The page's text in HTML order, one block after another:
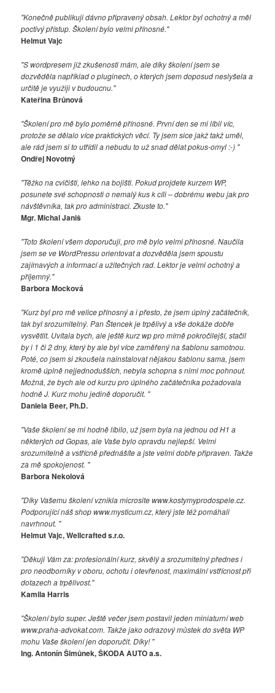
"Konečně publikuji dávno připravený obsah. Lektor byl ochotný a měl
poctivý přístup. Školení bylo velmi přínosné."
Helmut Vajc
"S wordpresem již zkušenosti mám, ale díky školení jsem se
dozvěděla například o pluginech, o kterých jsem doposud neslyšela a
určitě je využiji v budoucnu."
Kateřina Brůnová
"Školení pro mě bylo poměrně přínosné. První den se mi líbil víc,
protože se dělalo více praktických věcí. Ty jsem sice jakž takž uměl,
ale rád jsem si to utřídil a nebudu to už snad dělat pokus-omyl :-) "
Ondřej Novotný
"Těžko na cvičišti, lehko na bojišti. Pokud projdete kurzem WP,
posunete své schopnosti o nemalý kus k cíli – dobrému webu jak pro
návštěvníka, tak pro administraci. Zkuste to."
Mgr. Michal Janiš
"Toto školení všem doporučuji, pro mě bylo velmi přínosné. Naučila
jsem se ve WordPressu orientovat a dozvěděla jsem spoustu
zajímavých a informací a užitečných rad. Lektor je velmi ochotný a
příjemný."
Barbora Mocková
"Kurz byl pro mě velice přínosný a i přesto, že jsem úplný začátečník,
tak byl srozumitelný. Pan Štencek je trpělivý a vše dokáže dobře
vysvětlit. Uvítala bych, ale ještě kurz wp pro mírně pokročilejší, stačil
by i 1 či 2 dny, který by ale byl více zaměřený na šablonu samotnou.
Poté, co jsem si zkoušela nainstalovat nějakou šablonu sama, jsem
kromě úplně nejjednodušších, nebyla schopna s nimi moc pohnout.
Možná, že bych ale od kurzu pro úplného začátečníka požadovala
hodně J. Kurz mohu jedině doporučit. "
Daniela Beer, Ph.D.
"Vaše školení se mi hodně líbilo, už jsem byla na jednou od H1 a
některých od Gopas, ale Vaše bylo opravdu nejlepší. Velmi
srozumitelně a vstřícně přednášíte a jste velmi dobře připraven. Takže
za mě spokojenost. "
Barbora Nekolová
"Díky Vašemu školení vznikla microsite www.kostymyprodospele.cz.
Podporující náš shop www.mysticum.cz, který jste též pomáhali
navrhnout. "
Helmut Vajc, Wellcrafted s.r.o.
"Děkuji Vám za: profesionální kurz, skvělý a srozumitelný přednes i
pro neodborníky v oboru, ochotu i otevřenost, maximální vstřícnost při
dotazech a trpělivost."
Kamila Harris
"Školení bylo super. Ještě večer jsem postavil jeden miniaturní web
www.praha-advokat.com. Takže jako odrazový můstek do světa WP
mohu Vaše školení jen doporučit. Díky! "
Ing. Antonín Šimůnek, ŠKODA AUTO a.s.